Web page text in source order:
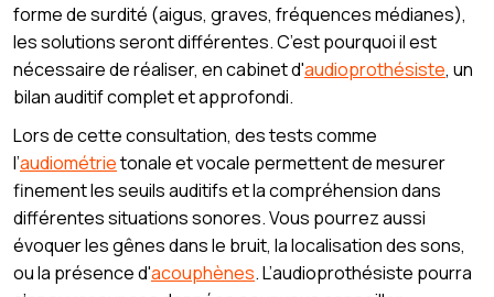
forme de surdité (aigus, graves, fréquences médianes),
les solutions seront différentes. C’est pourquoi il est
nécessaire de réaliser, en cabinet d'audioprothésiste, un
bilan auditif complet et approfondi.
Lors de cette consultation, des tests comme
l’audiométrietonale et vocale permettent de mesurer
finement les seuils auditifs et la compréhension dans
différentes situations sonores. Vous pourrez aussi
évoquer les gênes dans le bruit, la localisation des sons,
ou la présence d'acouphènes. L’audioprothésiste pourra